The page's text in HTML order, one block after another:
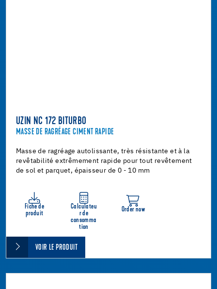
UZIN NC 172 BITURBO
MASSE DE RAGRÉAGE CIMENT RAPIDE
Masse de ragréage autolissante, très résistante et à la
revêtabilité extrêmement rapide pour tout revêtement
de sol et parquet, épaisseur de 0 - 10 mm
Fiche de
produit
Calculateu
r de
consomma
tion
Order now
VOIR LE PRODUIT